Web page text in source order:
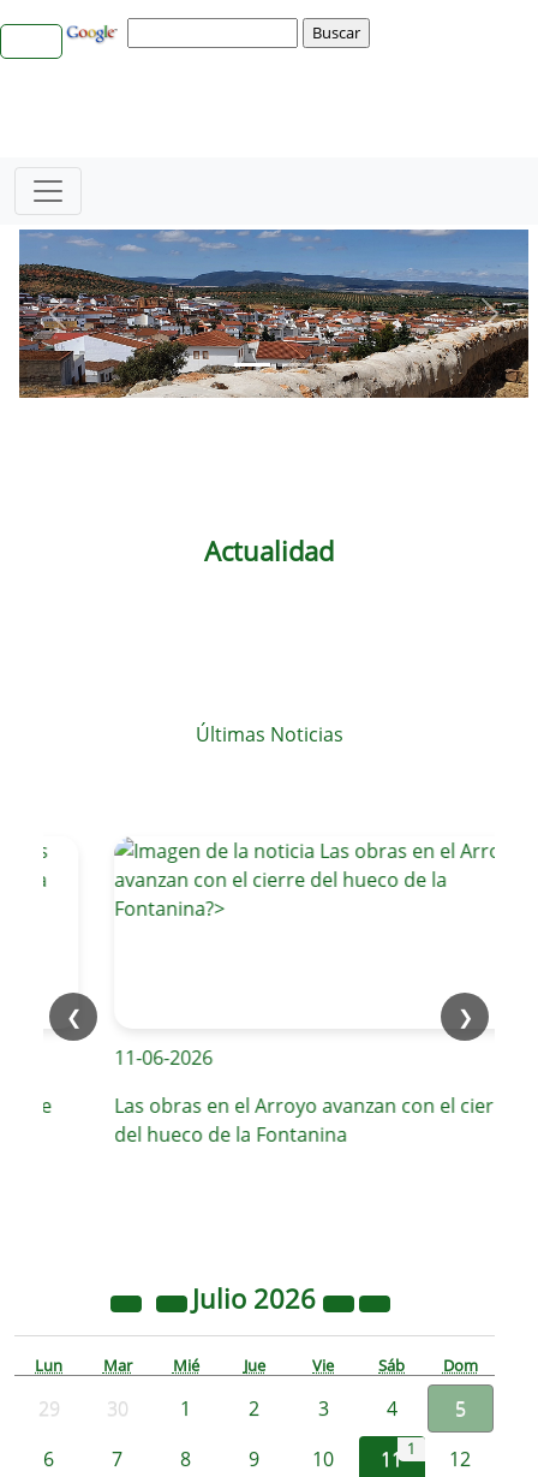
Actualidad
Últimas Noticias
❮ ❯
11-06-2026
Las obras en el Arroyo avanzan con el cierre
del hueco de la Fontanina
Julio 2026
Lun Mar Mié Jue Vie Sáb Dom
29 30 1 2 3 4
5
6
7 8 9 10 11 1
12